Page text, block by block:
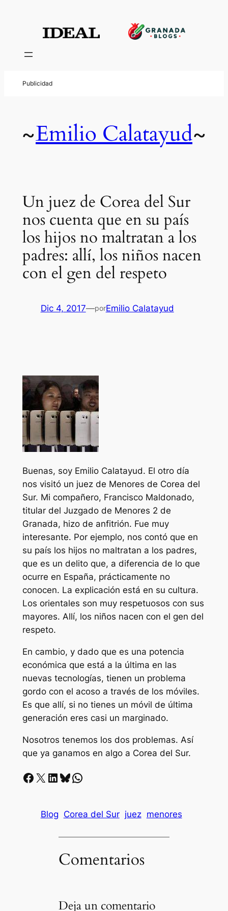
~Emilio Calatayud~
Un juez de Corea del Sur
nos cuenta que en su país
los hijos no maltratan a los
padres: allí, los niños nacen
con el gen del respeto
Dic 4, 2017—porEmilio Calatayud
Buenas, soy Emilio Calatayud. El otro día
nos visitó un juez de Menores de Corea del
Sur. Mi compañero, Francisco Maldonado,
titular del Juzgado de Menores 2 de
Granada, hizo de anfitrión. Fue muy
interesante. Por ejemplo, nos contó que en
su país los hijos no maltratan a los padres,
que es un delito que, a diferencia de lo que
ocurre en España, prácticamente no
conocen. La explicación está en su cultura.
Los orientales son muy respetuosos con sus
mayores. Allí, los niños nacen con el gen del
respeto.
En cambio, y dado que es una potencia
económica que está a la última en las
nuevas tecnologías, tienen un problema
gordo con el acoso a través de los móviles.
Es que allí, si no tienes un móvil de última
generación eres casi un marginado.
Nosotros tenemos los dos problemas. Así
que ya ganamos en algo a Corea del Sur.
Facebook X LinkedIn Bluesky Whatsapp
Blog Corea del Sur juez menores
Comentarios
Deja un comentario